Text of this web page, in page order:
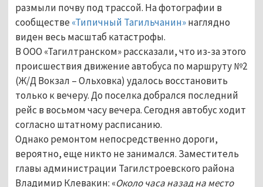
размыли почву под трассой. На фотографии в
сообществе «Типичный Тагильчанин»наглядно
виден весь масштаб катастрофы.
В ООО «Тагилтранском» рассказали, что из-за этого
происшествия движение автобуса по маршруту №2
(Ж/Д Вокзал – Ольховка) удалось восстановить
только к вечеру. До поселка добрался последний
рейс в восьмом часу вечера. Сегодня автобус ходит
согласно штатному расписанию.
Однако ремонтом непосредственно дороги,
вероятно, еще никто не занимался. Заместитель
главы администрации Тагилстроевского района
Владимир Клевакин: «Около часа назад на место